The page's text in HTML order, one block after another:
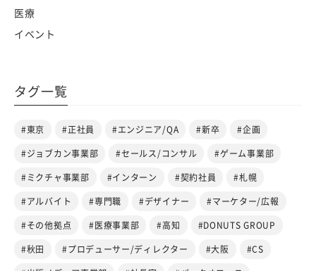
医療
イベント
タグ一覧
#東京 #正社員 #エンジニア/QA #新卒 #企画
#ジョブカン事業部 #セールス/コンサル #ゲーム事業部
#ミクチャ事業部 #インターン #契約社員 #札幌
#アルバイト #専門職 #デザイナー #マーケター/広報
#その他拠点 #医療事業部 #高知 #DONUTS GROUP
#秋田 #プロデューサー/ディレクター #大阪 #CS